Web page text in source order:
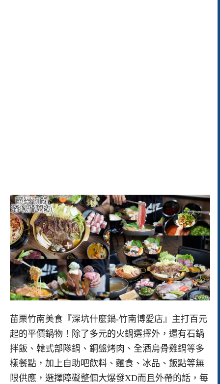
苗栗竹南美食『深坑什麼鍋-竹南博愛店』主打百元
起的平價鍋物！除了多元的火鍋選擇外，還有石鍋
拌飯、韓式部隊鍋、銅盤烤肉、全酒烏骨雞鍋等多
樣餐點，加上自助吧飲料、麵食、冰品、飯點等無
限供應，選擇障礙整個大爆發XD而且外帶的話，每